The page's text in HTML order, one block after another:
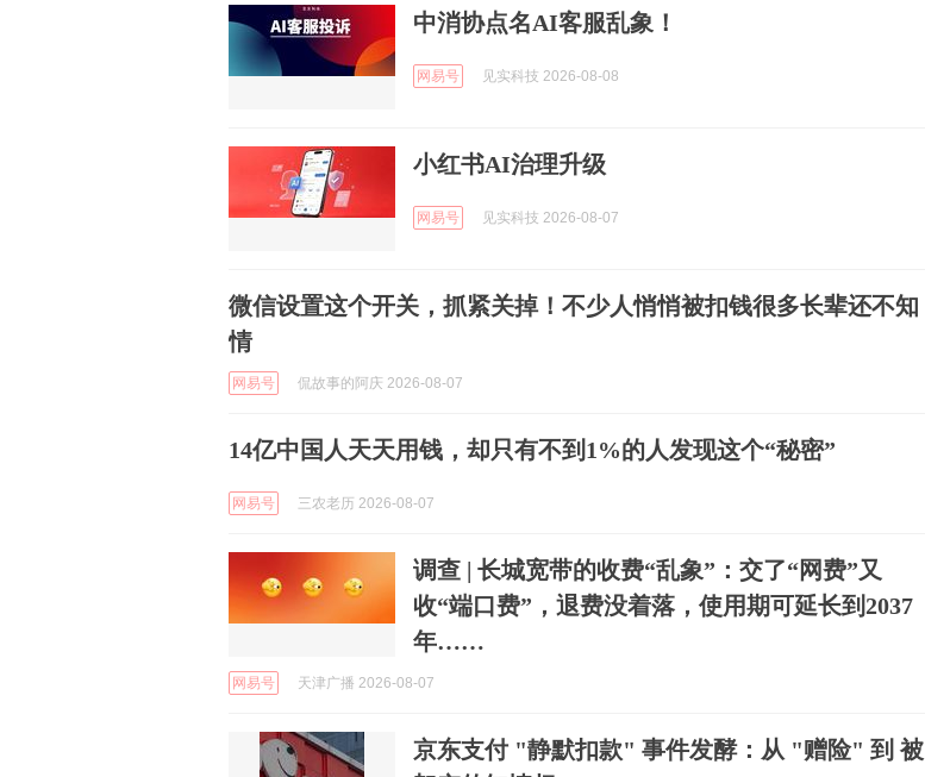
中消协点名AI客服乱象！
网易号 见实科技 2026-08-08
小红书AI治理升级
网易号 见实科技 2026-08-07
微信设置这个开关，抓紧关掉！不少人悄悄被扣钱很多长辈还不知
情
网易号 侃故事的阿庆 2026-08-07
14亿中国人天天用钱，却只有不到1%的人发现这个“秘密”
网易号 三农老历 2026-08-07
调查 | 长城宽带的收费“乱象”：交了“网费”又
收“端口费”，退费没着落，使用期可延长到2037
年……
网易号 天津广播 2026-08-07
京东支付 "静默扣款" 事件发酵：从 "赠险" 到 被